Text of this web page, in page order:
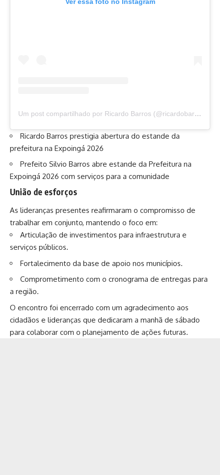
Um post compartilhado por Ricardo Barros (@ricardobarros.oficial)
Ricardo Barros prestigia abertura do estande da
prefeitura na Expoingá 2026
Prefeito Silvio Barros abre estande da Prefeitura na
Expoingá 2026 com serviços para a comunidade
União de esforços
As lideranças presentes reafirmaram o compromisso de
trabalhar em conjunto, mantendo o foco em:
Articulação de investimentos para infraestrutura e
serviços públicos.
Fortalecimento da base de apoio nos municípios.
Comprometimento com o cronograma de entregas para
a região.
O encontro foi encerrado com um agradecimento aos
cidadãos e lideranças que dedicaram a manhã de sábado
para colaborar com o planejamento de ações futuras.